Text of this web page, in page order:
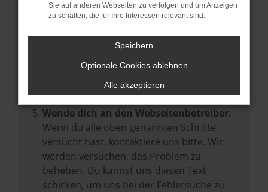
Stelle sicher, dass dein Browser und dein
Betriebssystem auf dem neuesten Stand
sind.
Veraltete Software birgt nicht nur ein
Sicherheitsrisiko, sondern kann auch dazu
führen, dass bestimmte Funktionen nicht
mehr unterstützt werden.
Wende dich an den Webseitenbetreiber.
Wenn du alle oben genannten Schritte
versucht hast, kontaktiere uns bitte. Wir
werden versuchen, das Problem zu
beheben. Du kannst uns diesen Text
schicken, um uns bei der Fehlersuche zu
Sie auf anderen Webseiten zu verfolgen und um Anzeigen
zu schalten, die für Ihre Interessen relevant sind.
Speichern
Optionale Cookies ablehnen
Alle akzeptieren